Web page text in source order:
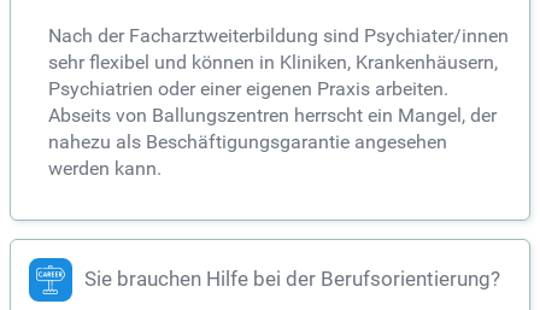
Nach der Facharztweiterbildung sind Psychiater/innen
sehr flexibel und können in Kliniken, Krankenhäusern,
Psychiatrien oder einer eigenen Praxis arbeiten.
Abseits von Ballungszentren herrscht ein Mangel, der
nahezu als Beschäftigungsgarantie angesehen
werden kann.
Sie brauchen Hilfe bei der Berufsorientierung?